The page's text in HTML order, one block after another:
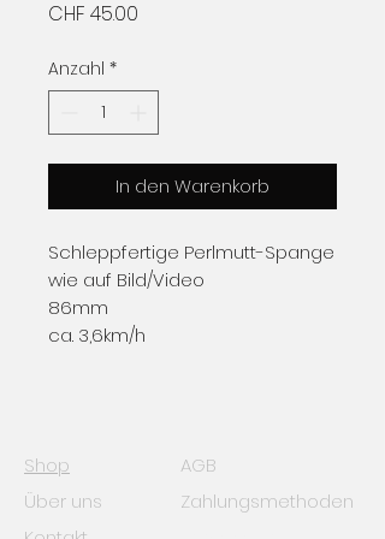
CHF 45.00
Anzahl *
In den Warenkorb
Schleppfertige Perlmutt-Spange
wie auf Bild/Video
86mm
ca. 3,6km/h
Shop
Über uns
AGB
Zahlungsmethoden